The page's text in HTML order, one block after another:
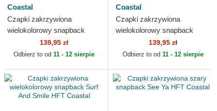
Coastal
Czapki zakrzywiona
wielokolorowy snapback
Stupid Wave HFT Coastal
139,95 zł
Odbierz to od 11 - 12 sierpie
Coastal
Czapki zakrzywiona
wielokolorowy snapback
Always Forever HFT Coastal
139,95 zł
Odbierz to od 11 - 12 sierpie